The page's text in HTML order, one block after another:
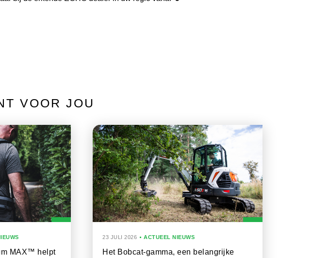
VOOR JOU
MAX™ helpt
23 JULI 2026 ACTUEEL NIEUWS
Het Bobcat-gamma, een belangrijke